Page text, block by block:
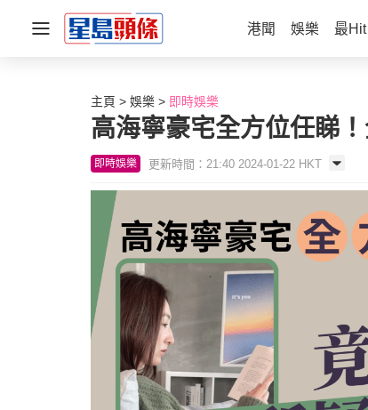
港聞 娛樂 最Hit
主頁 娛樂 即時娛樂
高海寧豪宅全方位任睇
即時娛樂 更新時間：21:40 2024-01-22 HKT